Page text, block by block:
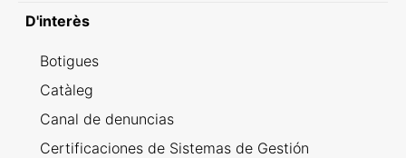
D'interès
Botigues
Catàleg
Canal de denuncias
Certificaciones de Sistemas de Gestión